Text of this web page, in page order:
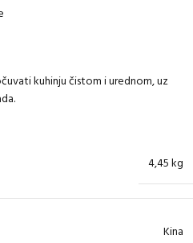
kuhinju čistom i urednom, uz
4,45 kg
Kina